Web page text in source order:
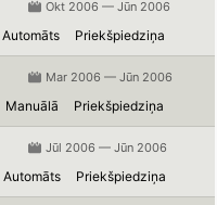
Okt 2006 — Jūn 2006
Automāts Priekšpiedziņa
Mar 2006 — Jūn 2006
Manuālā Priekšpiedziņa
Jūl 2006 — Jūn 2006
Automāts Priekšpiedziņa